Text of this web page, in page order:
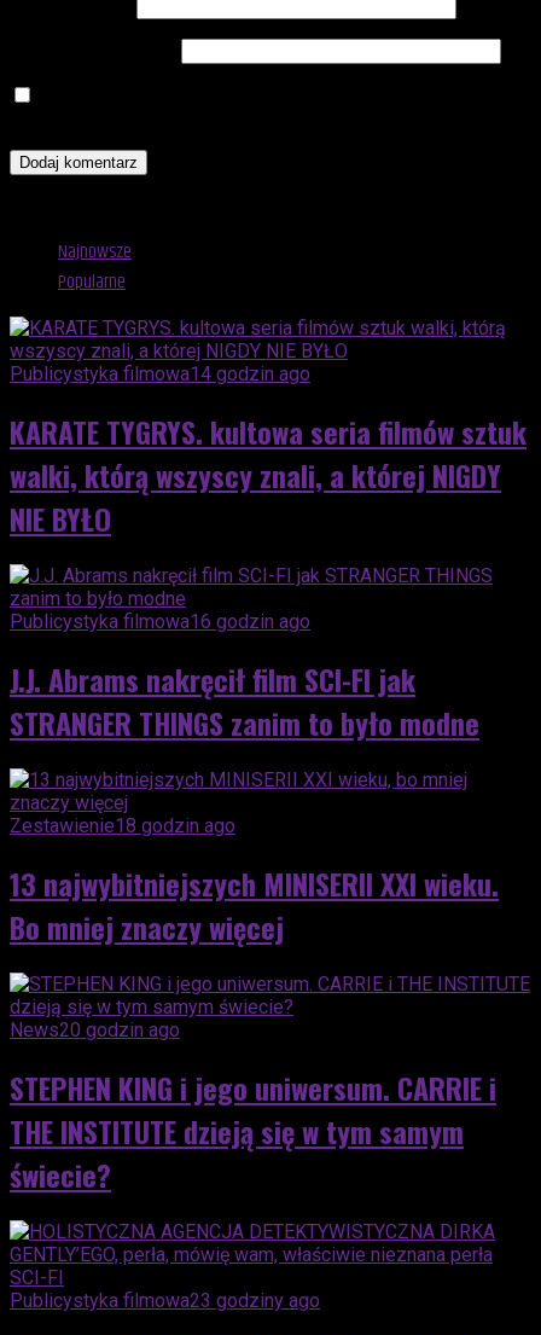
Najnowsze
Popularne
Publicystyka filmowa14 godzin ago
KARATE TYGRYS. kultowa seria filmów sztuk
walki, którą wszyscy znali, a której NIGDY
NIE BYŁO
Publicystyka filmowa16 godzin ago
J.J. Abrams nakręcił film SCI-FI jak
STRANGER THINGS zanim to było modne
Zestawienie18 godzin ago
13 najwybitniejszych MINISERII XXI wieku.
Bo mniej znaczy więcej
News20 godzin ago
STEPHEN KING i jego uniwersum. CARRIE i
THE INSTITUTE dzieją się w tym samym
świecie?
Publicystyka filmowa23 godziny ago